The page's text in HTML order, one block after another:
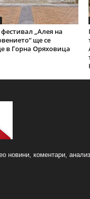
„Алея на
ще се
в Горна Оряховица
новини, коментари,